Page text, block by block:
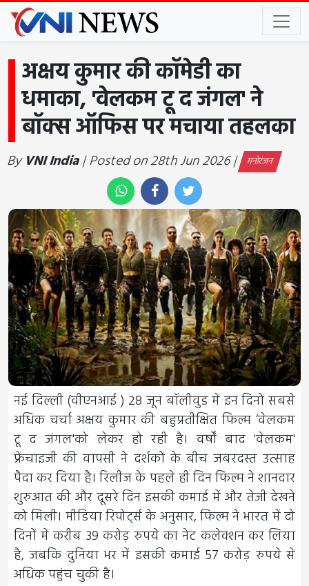
अक्षय कुमार की कॉमेडी का
धमाका, 'वेलकम टू द जंगल' ने
बॉक्स ऑफिस पर मचाया तहलका
ByVNI India| Posted on 28th Jun 2026 | मनोरंजन
नई दिल्ली (वीएनआई ) 28 जून बॉलीवुड में इन दिनों सबसे
अधिक चर्चा अक्षय कुमार की बहुप्रतीक्षित फिल्म ‘वेलकम
टू द जंगल'को लेकर हो रही है। वर्षों बाद 'वेलकम'
फ्रेंचाइजी की वापसी ने दर्शकों के बीच जबरदस्त उत्साह
पैदा कर दिया है। रिलीज के पहले ही दिन फिल्म ने शानदार
शुरुआत की और दूसरे दिन इसकी कमाई में और तेजी देखने
को मिली। मीडिया रिपोर्ट्स के अनुसार, फिल्म ने भारत में दो
दिनों में करीब 39 करोड़ रुपये का नेट कलेक्शन कर लिया
है, जबकि दुनिया भर में इसकी कमाई 57 करोड़ रुपये से
अधिक पहुंच चुकी है।